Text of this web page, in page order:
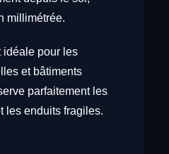
millimétrée.
idéale pour les
et bâtiments
parfaitement les
les enduits fragiles.